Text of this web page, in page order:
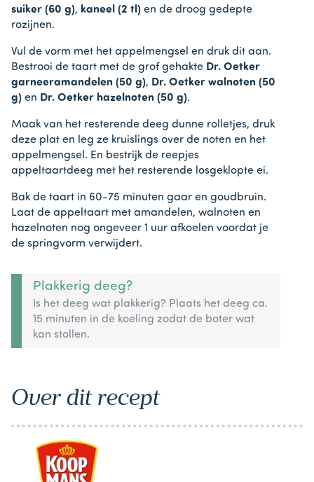
suiker (60 g), kaneel (2 tl) en de droog gedepte
rozijnen.
Vul de vorm met het appelmengsel en druk dit aan.
Bestrooi de taart met de grof gehakte Dr. Oetker
garneeramandelen (50 g), Dr. Oetker walnoten (50
g) en Dr. Oetker hazelnoten (50 g).
Maak van het resterende deeg dunne rolletjes, druk
deze plat en leg ze kruislings over de noten en het
appelmengsel. En bestrijk de reepjes
appeltaartdeeg met het resterende losgeklopte ei.
Bak de taart in 60-75 minuten gaar en goudbruin.
Laat de appeltaart met amandelen, walnoten en
hazelnoten nog ongeveer 1 uur afkoelen voordat je
de springvorm verwijdert.
Plakkerig deeg?
Is het deeg wat plakkerig? Plaats het deeg ca.
15 minuten in de koeling zodat de boter wat
kan stollen.
Over dit recept